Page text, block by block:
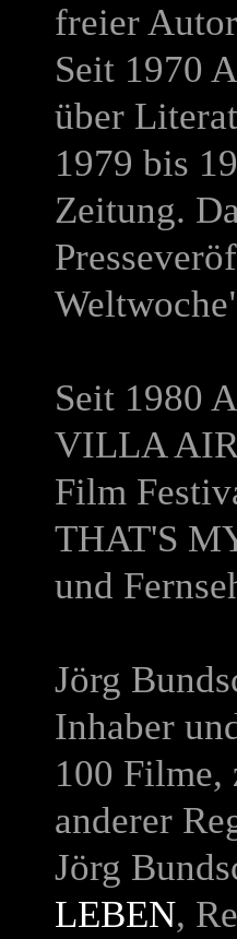
freier
Seit 1970
über
1979 bis
Zeitung.
Seit 1980
VILLA
Film
THAT'S
und
Jörg
Inhaber
100 Filme,
anderer
Jörg
LEBEN,